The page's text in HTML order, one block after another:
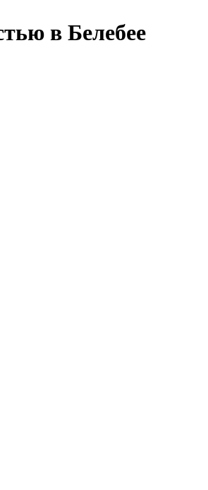
в Белебее